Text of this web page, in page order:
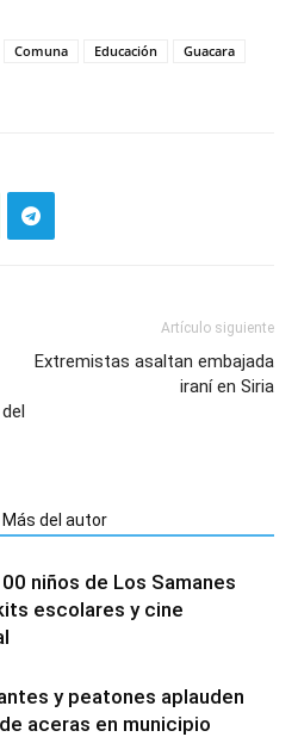
Comuna Educación
Guacara
Artículo siguiente
Extremistas asaltan embajada
iraní en Siria
Más del autor
niños de Los Samanes
escolares y cine
y peatones aplauden
aceras en municipio